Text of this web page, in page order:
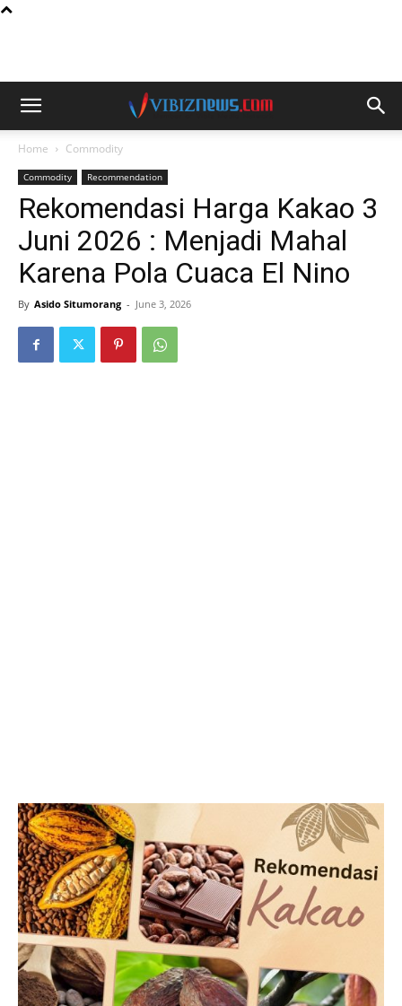
Home Commodity
Commodity Recommendation
Rekomendasi Harga Kakao 3
Juni 2026 : Menjadi Mahal
Karena Pola Cuaca El Nino
By Asido Situmorang - June 3, 2026